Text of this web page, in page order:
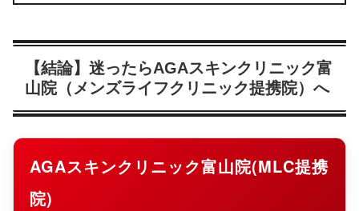
【結論】迷ったらAGAスキンクリニック富
山院（メンズライフクリニック提携院）へ
AGAスキンクリニック富山院(MLC提携
院)